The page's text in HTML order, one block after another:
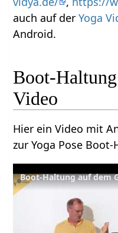
auch auf derYoga
Android.
Boot-
Video
Hier ein Video mit
zur Yoga Pose
Boot-Haltung auf dem